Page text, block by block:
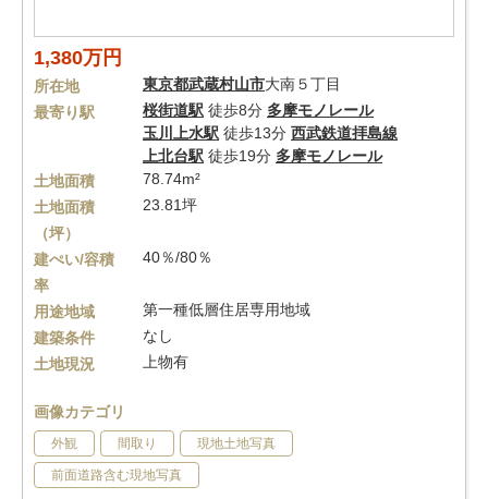
1,380万円
所在地 東京都武蔵村山市大南５丁目
最寄り駅
桜街道駅 徒歩8分 多摩モノレール
玉川上水駅 徒歩13分 西武鉄道拝島線
上北台駅 徒歩19分 多摩モノレール
土地面積
78.74m²
土地面積
（坪）
23.81坪
建ぺい/容積
率
40％/80％
用途地域
第一種低層住居専用地域
建築条件
なし
土地現況
上物有
画像カテゴリ
外観 間取り 現地土地写真
前面道路含む現地写真